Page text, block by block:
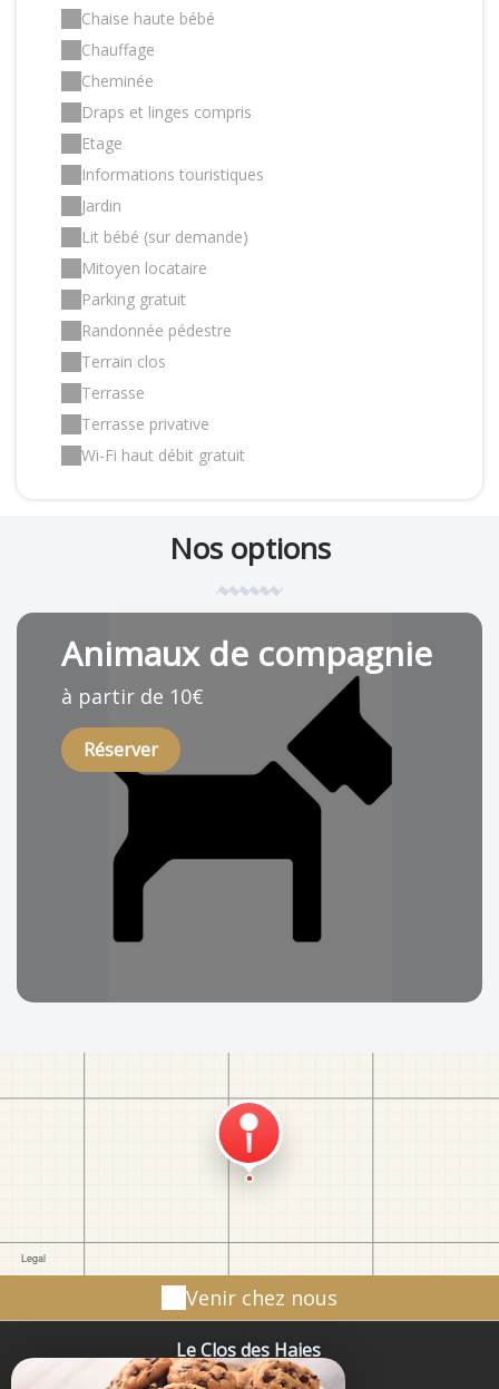
Chaise haute bébé
Chauffage
Cheminée
Draps et linges compris
Etage
Informations touristiques
Jardin
Lit bébé (sur demande)
Mitoyen locataire
Parking gratuit
Randonnée pédestre
Terrain clos
Terrasse
Terrasse privative
Wi-Fi haut débit gratuit
Nos options
Animaux de compagnie
à partir de 10€
Réserver
Venir chez nous
Le Clos des Haies
Le Clos des Haies